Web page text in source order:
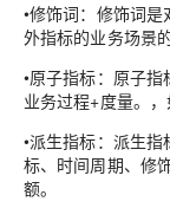
•修饰词：修饰词
外指标的业务场景
•原子指标：原子
业务过程+度量。，
•派生指标：派生
标、时间周期、修
额。